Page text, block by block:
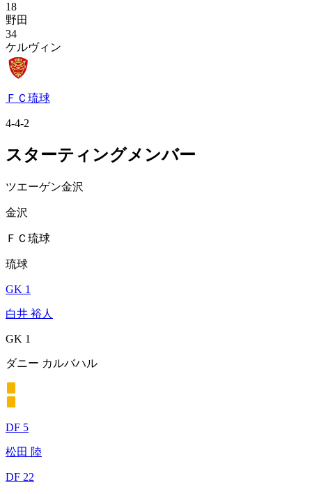
18
野田
34
ケルヴィン
ＦＣ琉球
4-4-2
スターティングメンバー
ツエーゲン金沢
金沢
ＦＣ琉球
琉球
GK 1
白井 裕人
GK 1
ダニー カルバハル
DF 5
松田 陸
DF 22